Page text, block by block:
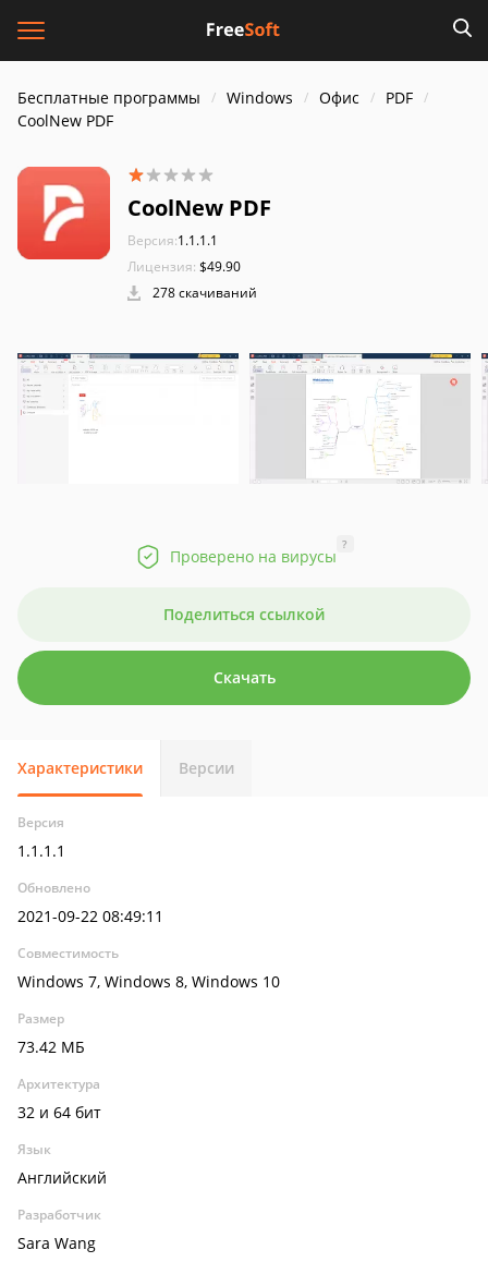
Бесплатные программы Windows Офис
PDF
CoolNew PDF
CoolNew PDF
Версия:1.1.1.1
Лицензия: $49.90
278 скачиваний
Проверено на вирусы
?
Поделиться ссылкой
Скачать
Характеристики Версии
Версия
1.1.1.1
Обновлено
2021-09-22 08:49:11
Совместимость
Windows 7, Windows 8, Windows 10
Размер
73.42 МБ
Архитектура
32 и 64 бит
Язык
Английский
Разработчик
Sara Wang